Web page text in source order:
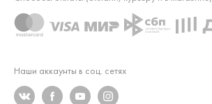
Наши аккаунты в соц. сетях